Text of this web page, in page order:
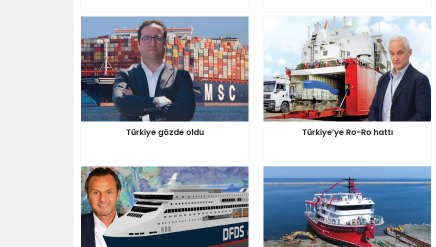
Türkiye gözde oldu Türkiye’ye Ro-Ro hattı